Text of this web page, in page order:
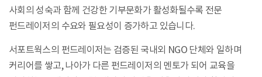
사회의 성숙과 함께 건강한 기부문화가 활성화될수록 전문
펀드레이저의 수요와 필요성이 증가하고 있습니다.
서포트웍스의 펀드레이저는 검증된 국내외 NGO 단체와 일하며
커리어를 쌓고, 나아가 다른 펀드레이저의 멘토가 되어 교육을